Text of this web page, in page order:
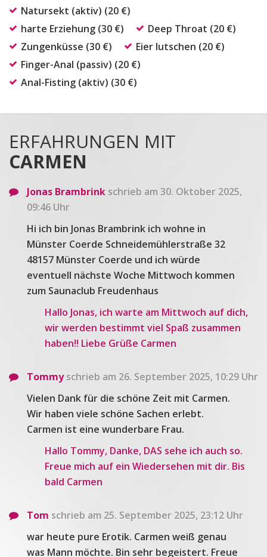
Natursekt (aktiv) (20 €)
harte Erziehung (30 €)
Deep Throat (20 €)
Zungenküsse (30 €)
Eier lutschen (20 €)
Finger-Anal (passiv) (20 €)
Anal-Fisting (aktiv) (30 €)
ERFAHRUNGEN MIT
CARMEN
Jonas Brambrink schrieb am 30. Oktober 2025,
09:46 Uhr
Hi ich bin Jonas Brambrink ich wohne in
Münster Coerde Schneidemühlerstraße 32
48157 Münster Coerde und ich würde
eventuell nächste Woche Mittwoch kommen
zum Saunaclub Freudenhaus
Hallo Jonas, ich warte am Mittwoch auf dich,
wir werden bestimmt viel Spaß zusammen
haben!! Liebe Grüße Carmen
Tommyschrieb am 26. September 2025, 10:29 Uhr
Vielen Dank für die schöne Zeit mit Carmen.
Wir haben viele schöne Sachen erlebt.
Carmen ist eine wunderbare Frau.
Hallo Tommy, Danke, DAS sehe ich auch so.
Freue mich auf ein Wiedersehen mit dir. Bis
bald Carmen
Tom schrieb am 25. September 2025, 23:12 Uhr
war heute pure Erotik. Carmen weiß genau
was Mann möchte. Bin sehr begeistert. Freue